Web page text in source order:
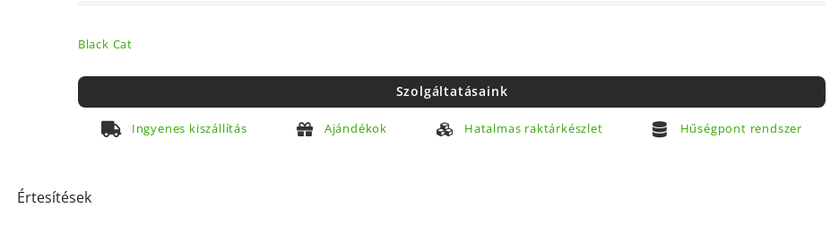
Black Cat
Szolgáltatásaink
Ingyenes kiszállítás Ajándékok Hatalmas raktárkészlet Hűségpont rendszer
Értesítések